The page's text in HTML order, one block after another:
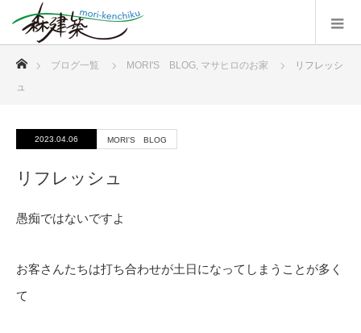
ブログ一覧 MORI'S BLOG, マサヒロのお家
リフレッシ
ュ
2023.04.06 MORI'S BLOG
リフレッシュ
愚痴ではないですよ
お客さんたちは打ち合わせが土日になってしまうことが多く
て